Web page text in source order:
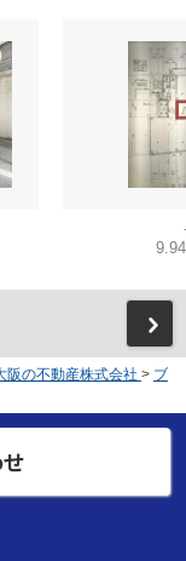
阪の不動産株式会社 > ブ